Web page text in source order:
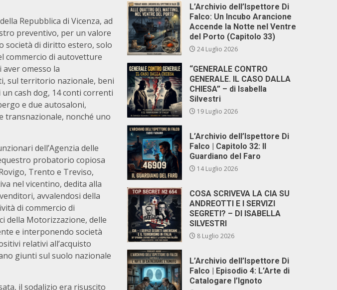
Repubblica di Vicenza, ad
preventivo, per un valore
società di diritto estero, solo
commercio di autovetture
omesso la
sul territorio nazionale, beni
cash dog, 14 conti correnti
e due autosaloni,
transnazionale, nonché uno
dell’Agenzia delle
probatorio copiosa
Trento e Treviso,
nel vicentino, dedita alla
avvalendosi della
di commercio di
della Motorizzazione, delle
e interponendo società
relativi all’acquisto
giunti sul suolo nazionale
il sodalizio era risuscito
L’Archivio dell’Ispettore Di
Falco: Un Incubo Arancione
Accende la Notte nel Ventre
del Porto (Capitolo 33)
24 Luglio 2026
“GENERALE CONTRO
GENERALE. IL CASO DALLA
CHIESA” – di Isabella
Silvestri
19 Luglio 2026
L’Archivio dell’Ispettore Di
Falco | Capitolo 32: Il
Guardiano del Faro
14 Luglio 2026
COSA SCRIVEVA LA CIA SU
ANDREOTTI E I SERVIZI
SEGRETI? – DI ISABELLA
SILVESTRI
8 Luglio 2026
L’Archivio dell’Ispettore Di
Falco | Episodio 4: L’Arte di
Catalogare l’Ignoto